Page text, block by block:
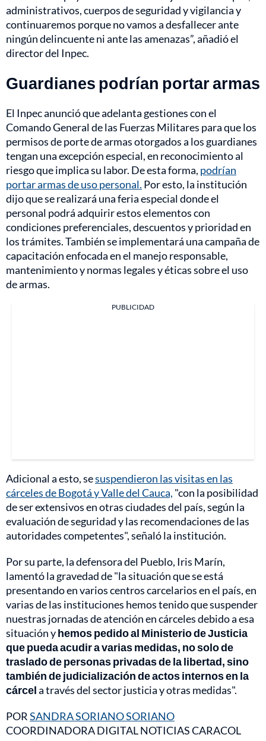
administrativos, cuerpos de seguridad y vigilancia y
continuaremos porque no vamos a desfallecer ante
ningún delincuente ni ante las amenazas”, añadió el
director del Inpec.
Guardianes podrían portar armas
El Inpec anunció que adelanta gestiones con el
Comando General de las Fuerzas Militares para que los
permisos de porte de armas otorgados a los guardianes
tengan una excepción especial, en reconocimiento al
riesgo que implica su labor. De esta forma, podrían
portar armas de uso personal. Por esto, la institución
dijo que se realizará una feria especial donde el
personal podrá adquirir estos elementos con
condiciones preferenciales, descuentos y prioridad en
los trámites. También se implementará una campaña de
capacitación enfocada en el manejo responsable,
mantenimiento y normas legales y éticas sobre el uso
de armas.
PUBLICIDAD
Adicional a esto, sesuspendieron las visitas en las
cárceles de Bogotá y Valle del Cauca, "con la posibilidad
de ser extensivos en otras ciudades del país, según la
evaluación de seguridad y las recomendaciones de las
autoridades competentes", señaló la institución.
Por su parte, la defensora del Pueblo, Iris Marín,
lamentó la gravedad de "la situación que se está
presentando en varios centros carcelarios en el país, en
varias de las instituciones hemos tenido que suspender
nuestras jornadas de atención en cárceles debido a esa
situación yhemos pedido al Ministerio de Justicia
que pueda acudir a varias medidas, no solo de
traslado de personas privadas de la libertad, sino
también de judicialización de actos internos en la
cárcela través del sector justicia y otras medidas".
PORSANDRA SORIANO SORIANO
COORDINADORA DIGITAL NOTICIAS CARACOL